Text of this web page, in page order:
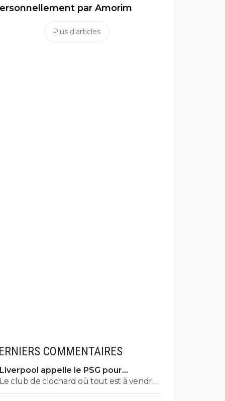
par Amorim
Plus d'articles
COMMENTAIRES
Liverpool appelle le PSG pour
renoncer à Barcola
Le club de clochard où tout est à vendre
n'a pas les moyens d'avoir un état derrière